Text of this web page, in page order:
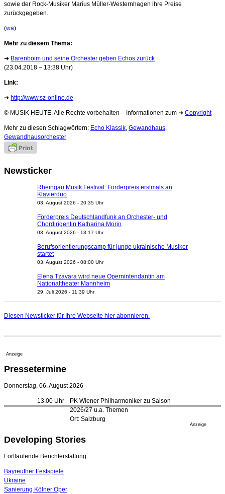
sowie der Rock-Musiker Marius Müller-Westernhagen ihre Preise
zurückgegeben.
(wa)
Mehr zu diesem Thema:
➜ Barenboim und seine Orchester geben Echos zurück
(23.04.2018 – 13:38 Uhr)
Link:
➜ http://www.sz-online.de
© MUSIK HEUTE. Alle Rechte vorbehalten – Informationen zum ➜ Copyright
Mehr zu diesen Schlagwörtern: Echo Klassik, Gewandhaus,
Gewandhausorchester
Newsticker
Rheingau Musik Festival: Förderpreis erstmals an
Klavierduo
03. August 2026 - 20:35 Uhr
Förderpreis Deutschlandfunk an Orchester- und
Chordirigentin Katharina Morin
03. August 2026 - 13:17 Uhr
Berufsorientierungscamp für junge ukrainische Musiker
startet
03. August 2026 - 08:00 Uhr
Elena Tzavara wird neue Opernintendantin am
Nationaltheater Mannheim
29. Juli 2026 - 11:39 Uhr
geht 2027
Kammerorchester Heilbronn: Chefdirigent Risto Joost
Opernhäuser gedenken vertriebener jüdischer
Ensemblemitglieder
Festspiele
17. Juli 2026 - 18:03 Uhr
16. Juli 2026 - 22:49 Uhr
Quatuor Ebène wird mit Bremer Musikfest-Preis
04. August 2026 - 13:30 Uhr
Diesen Newsticker für Ihre Webseite hier abonnieren.
Anzeige
Pressetermine
Donnerstag, 06. August 2026
13.00 Uhr
PK Wiener Philharmoniker zu Saison
2026/27 u.a. Themen
Ort: Salzburg
Anzeige
Developing Stories
Fortlaufende Berichterstattung:
Bayreuther Festspiele
Ukraine
Sanierung Kölner Oper